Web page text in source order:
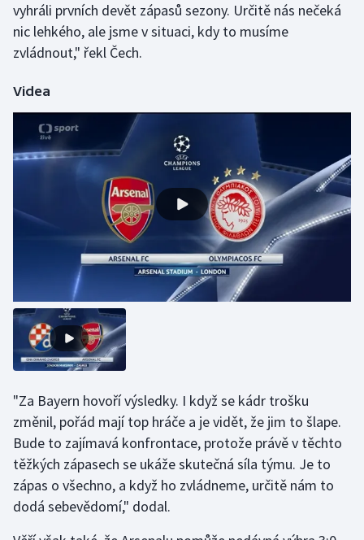
Short track
Sportovní střelba
Stolní tenis
Triatlon
Veslování
vyhráli prvních devět zápasů sezony. Určitě nás nečeká
nic lehkého, ale jsme v situaci, kdy to musíme
zvládnout," řekl Čech.
Videa
"Za Bayern hovoří výsledky. I když se kádr trošku
změnil, pořád mají top hráče a je vidět, že jim to šlape.
Bude to zajímavá konfrontace, protože právě v těchto
těžkých zápasech se ukáže skutečná síla týmu. Je to
zápas o všechno, a když ho zvládneme, určitě nám to
dodá sebevědomí," dodal.